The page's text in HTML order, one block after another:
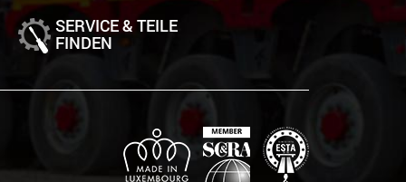
SERVICE & TEILE
FINDEN